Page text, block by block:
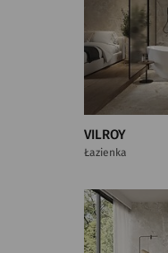
VILROY
Łazienka